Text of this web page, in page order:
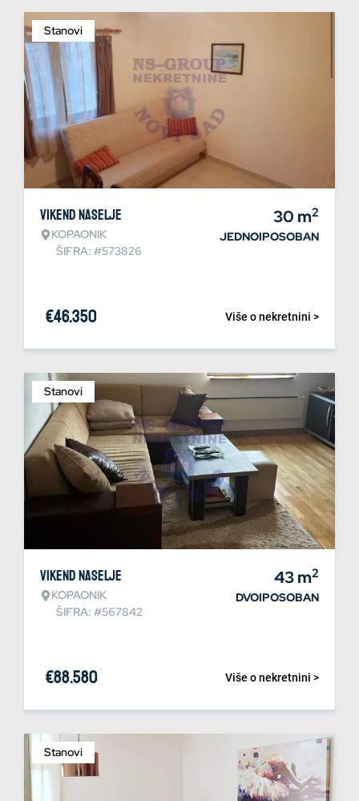
Stanovi
Vikend naselje
KOPAONIK
ŠIFRA: #573826
30 m2
JEDNOIPOSOBAN
Više o nekretnini >
€46.350
Stanovi
Vikend naselje
KOPAONIK
ŠIFRA: #567842
43m2
DVOIPOSOBAN
Više o nekretnini >
€88.580
Stanovi